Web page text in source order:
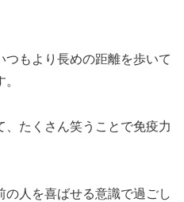
つもより長めの距離を歩いて
、たくさん笑うことで免疫力
の人を喜ばせる意識で過ごし